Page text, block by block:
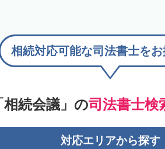
相続会議」の司法書士検
相続対応可能な司法書士をお
対応エリアから探す